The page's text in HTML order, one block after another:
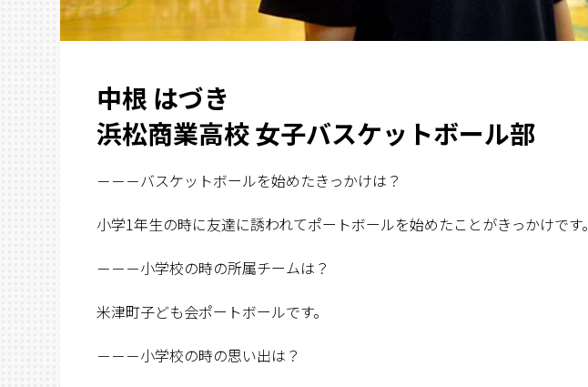
中根 はづき
浜松商業高校 女子バスケットボール部
－－－バスケットボールを始めたきっかけは？
小学1年生の時に友達に誘われてポートボールを始めたことがきっかけです。
－－－小学校の時の所属チームは？
米津町子ども会ポートボールです。
－－－小学校の時の思い出は？